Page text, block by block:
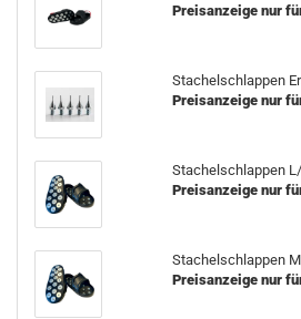
Preisanzeige nur
Stachelschlappen
Preisanzeige nur
Stachelschlappen
Preisanzeige nur
Stachelschlappen
Preisanzeige nur